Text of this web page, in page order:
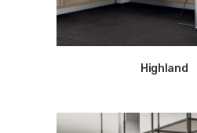
Highland